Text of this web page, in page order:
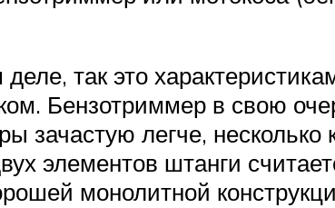
так это
Бензотриммер в свою
легче, несколько
элементов штанги
монолитной